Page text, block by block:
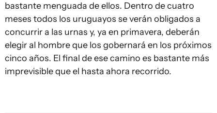
bastante menguada de ellos. Dentro de cuatro
meses todos los uruguayos se verán obligados a
concurrir a las urnas y, ya en primavera, deberán
elegir al hombre que los gobernará en los próximos
cinco años. El final de ese camino es bastante más
imprevisible que el hasta ahora recorrido.